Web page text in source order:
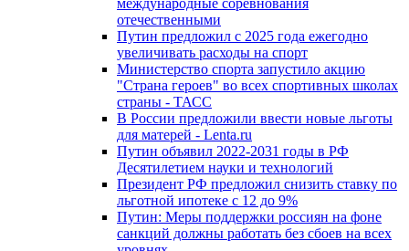
международные соревнования
отечественными
Путин предложил с 2025 года ежегодно
увеличивать расходы на спорт
Министерство спорта запустило акцию
"Страна героев" во всех спортивных школах
страны - ТАСС
В России предложили ввести новые льготы
для матерей - Lenta.ru
Путин объявил 2022-2031 годы в РФ
Десятилетием науки и технологий
Президент РФ предложил снизить ставку по
льготной ипотеке с 12 до 9%
Путин: Меры поддержки россиян на фоне
санкций должны работать без сбоев на всех